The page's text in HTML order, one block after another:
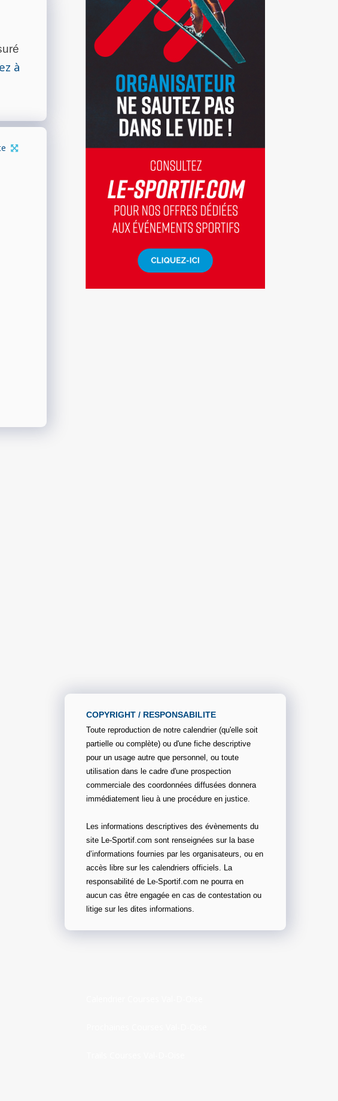
à
COPYRIGHT / RESPONSABILITE
Toute reproduction de notre calendrier (qu'elle soit
partielle ou complète) ou d'une fiche descriptive
pour un usage autre que personnel, ou toute
utilisation dans le cadre d'une prospection
commerciale des coordonnées diffusées donnera
immédiatement lieu à une procédure en justice.
Les informations descriptives des évènements du
site Le-Sportif.com sont renseignées sur la base
d’informations fournies par les organisateurs, ou en
accès libre sur les calendriers officiels. La
responsabilité de Le-Sportif.com ne pourra en
aucun cas être engagée en cas de contestation ou
litige sur les dites informations.